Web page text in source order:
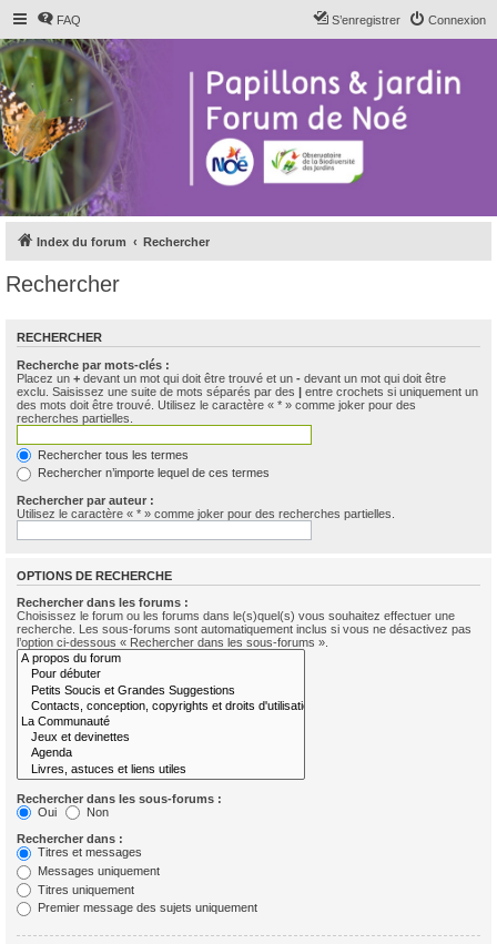
FAQ Connexion
S’enregistrer
Index du forum Rechercher
Rechercher
RECHERCHER
Recherche par mots-clés :
Placez un + devant un mot qui doit être trouvé et un - devant un mot qui doit être
exclu. Saisissez une suite de mots séparés par des | entre crochets si uniquement un
des mots doit être trouvé. Utilisez le caractère « * » comme joker pour des
recherches partielles.
Rechercher tous les termes
Rechercher n’importe lequel de ces termes
Rechercher par auteur :
Utilisez le caractère « * » comme joker pour des recherches partielles.
OPTIONS DE RECHERCHE
Rechercher dans les forums :
Choisissez le forum ou les forums dans le(s)quel(s) vous souhaitez effectuer une
recherche. Les sous-forums sont automatiquement inclus si vous ne désactivez pas
l’option ci-dessous « Rechercher dans les sous-forums ».
Rechercher dans les sous-forums :
Oui
Non
Rechercher dans :
Titres et messages
Messages uniquement
Titres uniquement
Premier message des sujets uniquement